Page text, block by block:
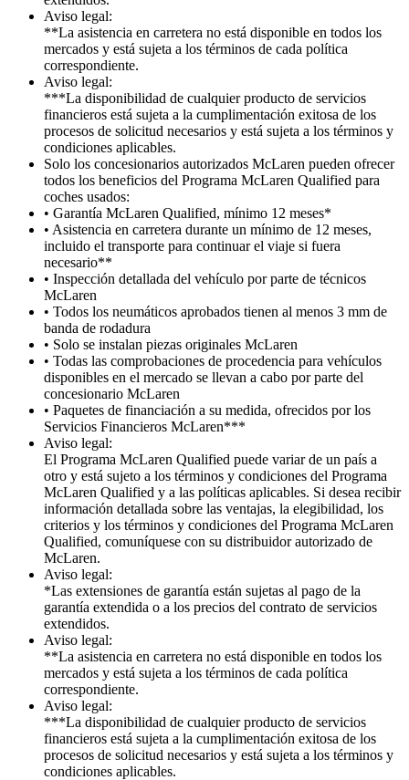
Aviso legal:
**La asistencia en carretera no está disponible en todos los
mercados y está sujeta a los términos de cada política
correspondiente.
Aviso legal:
***La disponibilidad de cualquier producto de servicios
financieros está sujeta a la cumplimentación exitosa de los
procesos de solicitud necesarios y está sujeta a los términos y
condiciones aplicables.
Solo los concesionarios autorizados McLaren pueden ofrecer
todos los beneficios del Programa McLaren Qualified para
coches usados:
• Garantía McLaren Qualified, mínimo 12 meses*
• Asistencia en carretera durante un mínimo de 12 meses,
incluido el transporte para continuar el viaje si fuera
necesario**
• Inspección detallada del vehículo por parte de técnicos
McLaren
• Todos los neumáticos aprobados tienen al menos 3 mm de
banda de rodadura
• Solo se instalan piezas originales McLaren
• Todas las comprobaciones de procedencia para vehículos
disponibles en el mercado se llevan a cabo por parte del
concesionario McLaren
• Paquetes de financiación a su medida, ofrecidos por los
Servicios Financieros McLaren***
Aviso legal:
El Programa McLaren Qualified puede variar de un país a
otro y está sujeto a los términos y condiciones del Programa
McLaren Qualified y a las políticas aplicables. Si desea recibir
información detallada sobre las ventajas, la elegibilidad, los
criterios y los términos y condiciones del Programa McLaren
Qualified, comuníquese con su distribuidor autorizado de
McLaren.
Aviso legal:
*Las extensiones de garantía están sujetas al pago de la
garantía extendida o a los precios del contrato de servicios
extendidos.
Aviso legal:
**La asistencia en carretera no está disponible en todos los
mercados y está sujeta a los términos de cada política
correspondiente.
Aviso legal:
***La disponibilidad de cualquier producto de servicios
financieros está sujeta a la cumplimentación exitosa de los
procesos de solicitud necesarios y está sujeta a los términos y
condiciones aplicables.